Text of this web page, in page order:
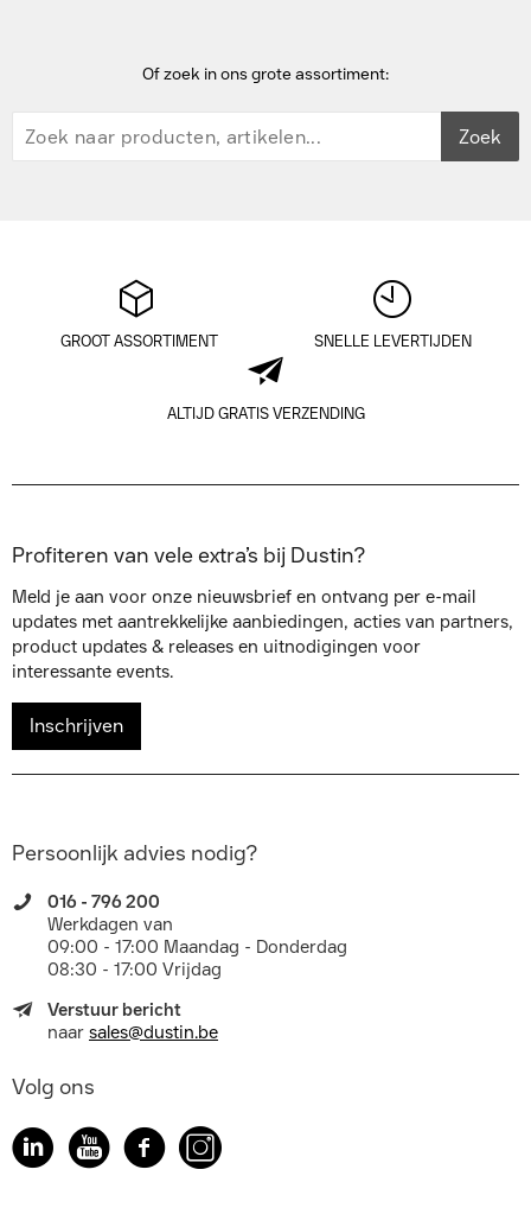
Of zoek in ons grote assortiment:
Zoek
GROOT ASSORTIMENT SNELLE LEVERTIJDEN
ALTIJD GRATIS VERZENDING
Profiteren van vele extra’s bij Dustin?
Meld je aan voor onze nieuwsbrief en ontvang per e-mail
updates met aantrekkelijke aanbiedingen, acties van partners,
product updates & releases en uitnodigingen voor
interessante events.
Inschrijven
Persoonlijk advies nodig?
016 - 796 200
Werkdagen van
09:00 - 17:00 Maandag - Donderdag
08:30 - 17:00 Vrijdag
Verstuur bericht
naar sales@dustin.be
Volg ons